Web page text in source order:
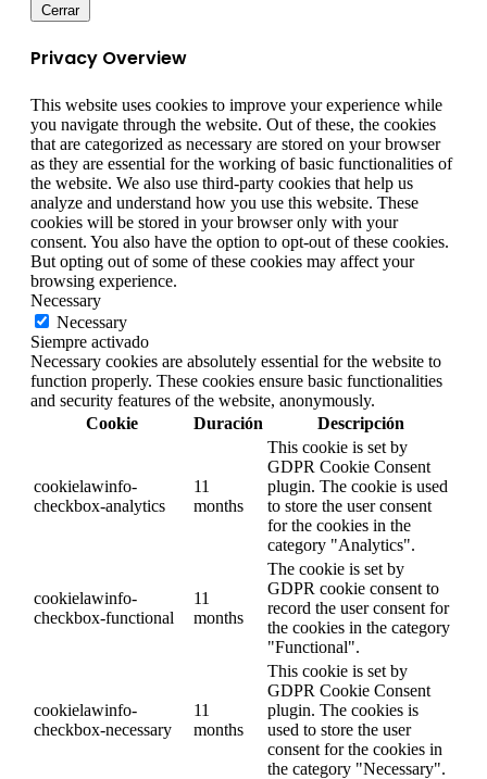
Cerrar
Privacy Overview
This website uses cookies to improve your experience while
you navigate through the website. Out of these, the cookies
that are categorized as necessary are stored on your browser
as they are essential for the working of basic functionalities of
the website. We also use third-party cookies that help us
analyze and understand how you use this website. These
cookies will be stored in your browser only with your
consent. You also have the option to opt-out of these cookies.
But opting out of some of these cookies may affect your
browsing experience.
Necessary
Necessary
Siempre activado
Necessary cookies are absolutely essential for the website to
function properly. These cookies ensure basic functionalities
and security features of the website, anonymously.
Cookie
Duración Descripción
cookielawinfo-
checkbox-analytics
11
months
This cookie is set by
GDPR Cookie Consent
plugin. The cookie is used
to store the user consent
for the cookies in the
category "Analytics".
cookielawinfo-
checkbox-functional
11
months
The cookie is set by
GDPR cookie consent to
record the user consent for
the cookies in the category
"Functional".
cookielawinfo-
checkbox-necessary
11
months
This cookie is set by
GDPR Cookie Consent
plugin. The cookies is
used to store the user
consent for the cookies in
the category "Necessary".